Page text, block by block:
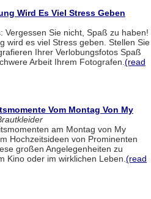
Wird Es Viel Stress Geben
Vergessen Sie nicht, Spaß zu haben!
wird es viel Stress geben. Stellen Sie
Ihrer Verlobungsfotos Spaß
Arbeit Ihrem Fotografen. (read
Vom Montag Von My
am Montag von My
Hochzeitsideen von Prominenten
großen Angelegenheiten zu
Kino oder im wirklichen Leben. (read